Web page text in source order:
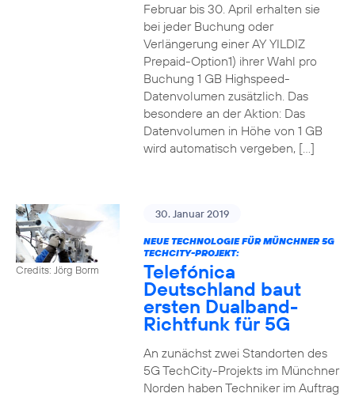
Februar bis 30. April erhalten sie
bei jeder Buchung oder
Verlängerung einer AY YILDIZ
Prepaid-Option1) ihrer Wahl pro
Buchung 1 GB Highspeed-
Datenvolumen zusätzlich. Das
besondere an der Aktion: Das
Datenvolumen in Höhe von 1 GB
wird automatisch vergeben, […]
Credits: Jörg Borm
30. Januar 2019
NEUE TECHNOLOGIE FÜR MÜNCHNER 5G
TECHCITY-PROJEKT:
Telefónica
Deutschland baut
ersten Dualband-
Richtfunk für 5G
An zunächst zwei Standorten des
5G TechCity-Projekts im Münchner
Norden haben Techniker im Auftrag